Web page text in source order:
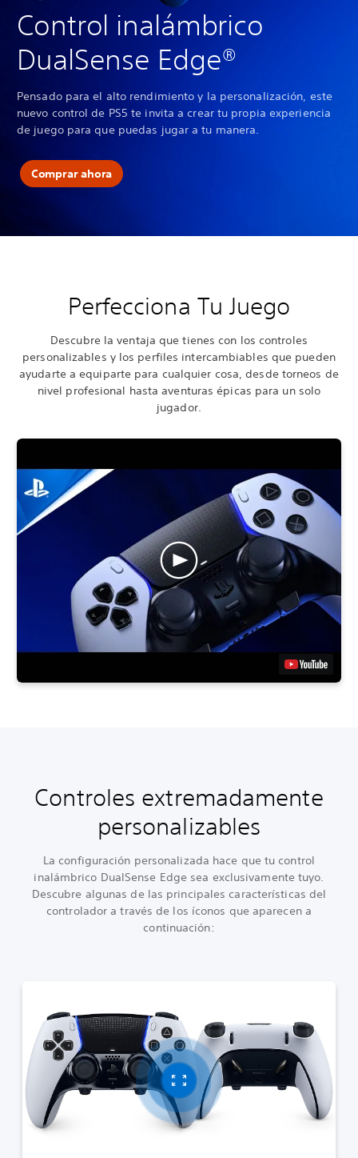
Control inalámbrico
DualSense Edge®
Pensado para el alto rendimiento y la personalización, este
nuevo control de PS5 te invita a crear tu propia experiencia
de juego para que puedas jugar a tu manera.
Comprar ahora
Perfecciona Tu Juego
Descubre la ventaja que tienes con los controles
personalizables y los perfiles intercambiables que pueden
ayudarte a equiparte para cualquier cosa, desde torneos de
nivel profesional hasta aventuras épicas para un solo
jugador.
Controles extremadamente
personalizables
La configuración personalizada hace que tu control
inalámbrico DualSense Edge sea exclusivamente tuyo.
Descubre algunas de las principales características del
controlador a través de los íconos que aparecen a
continuación: